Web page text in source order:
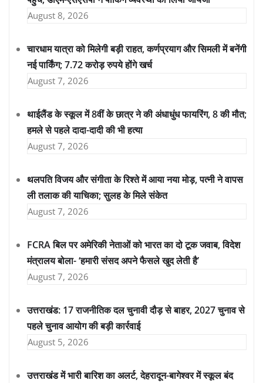
August 8, 2026
चारधाम यात्रा को मिलेगी बड़ी राहत, कर्णप्रयाग और सिमली में बनेंगी
नई पार्किंग; 7.72 करोड़ रुपये होंगे खर्च
August 7, 2026
थाईलैंड के स्कूल में 8वीं के छात्र ने की अंधाधुंध फायरिंग, 8 की मौत;
हमले से पहले दादा-दादी की भी हत्या
August 7, 2026
थलपति विजय और संगीता के रिश्ते में आया नया मोड़, पत्नी ने वापस
ली तलाक की याचिका; सुलह के मिले संकेत
August 7, 2026
FCRA बिल पर अमेरिकी नेताओं को भारत का दो टूक जवाब, विदेश
मंत्रालय बोला- ‘हमारी संसद अपने फैसले खुद लेती है’
August 7, 2026
उत्तराखंड: 17 राजनीतिक दल चुनावी दौड़ से बाहर, 2027 चुनाव से
पहले चुनाव आयोग की बड़ी कार्रवाई
August 5, 2026
उत्तराखंड में भारी बारिश का अलर्ट, देहरादून-बागेश्वर में स्कूल बंद